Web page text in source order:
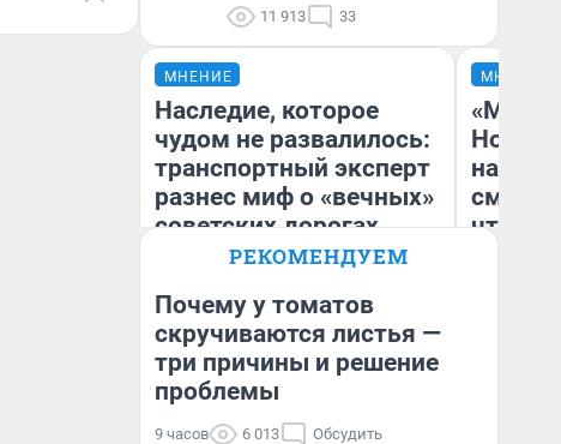
11 913 33
МНЕНИЕ
Наследие, которое
чудом не развалилось:
транспортный эксперт
разнес миф о «вечных»
советских дорогах
Олег Арефьев
владелец в транспортном
бизнесе
МНЕНИЕ
«Мы
чтобы
РЕКОМЕНДУЕМ
Почему у томатов
скручиваются листья —
три причины и решение
проблемы
9 часов 6 013 Обсудить